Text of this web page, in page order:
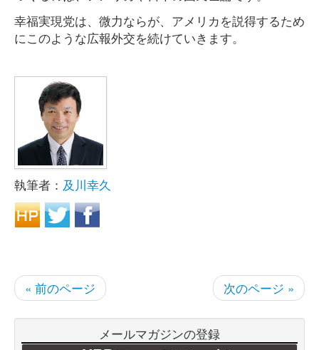
幸福実現党は、微力ならが、アメリカを説得するため
にこのような広報外交を続けていきます。
執筆者： 及川幸久
« 前のページ 次のページ »
メールマガジンの登録